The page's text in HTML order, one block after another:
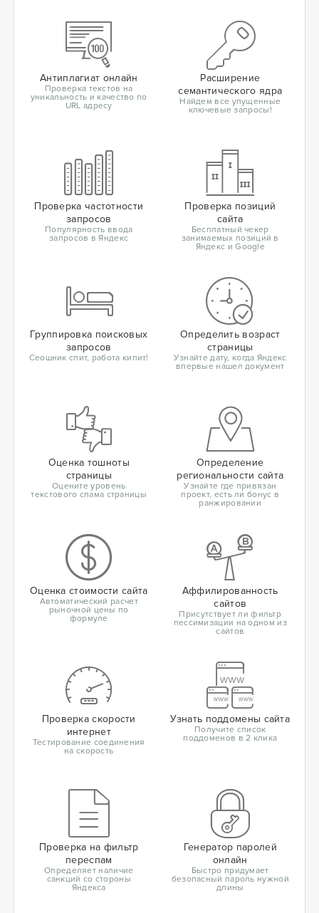
Антиплагиат онлайн
Проверка текстов на
уникальность и качество по
URL адресу
Расширение
семантического ядра
Найдем все упущенные
ключевые запросы!
Проверка частотности
запросов
Популярность ввода
запросов в Яндекс
Проверка позиций
сайта
Бесплатный чекер
занимаемых позиций в
Яндекс и Google
Группировка поисковых
запросов
Сеошник спит, работа кипит!
Определить возраст
страницы
Узнайте дату, когда Яндекс
впервые нашел документ
Оценка тошноты
страницы
Оцените уровень
текстового спама страницы
Определение
региональности сайта
Узнайте где привязан
проект, есть ли бонус в
ранжировании
Оценка стоимости сайта
Автоматический расчет
рыночной цены по
формуле
Аффилированность
сайтов
Присутствует ли фильтр
пессимизации на одном из
сайтов
Проверка скорости
интернет
Тестирование соединения
на скорость
Узнать поддомены сайта
Получите список
поддоменов в 2 клика
Проверка на фильтр
переспам
Определяет наличие
санкций со стороны
Яндекса
Генератор паролей
онлайн
Быстро придумает
безопасный пароль нужной
длины